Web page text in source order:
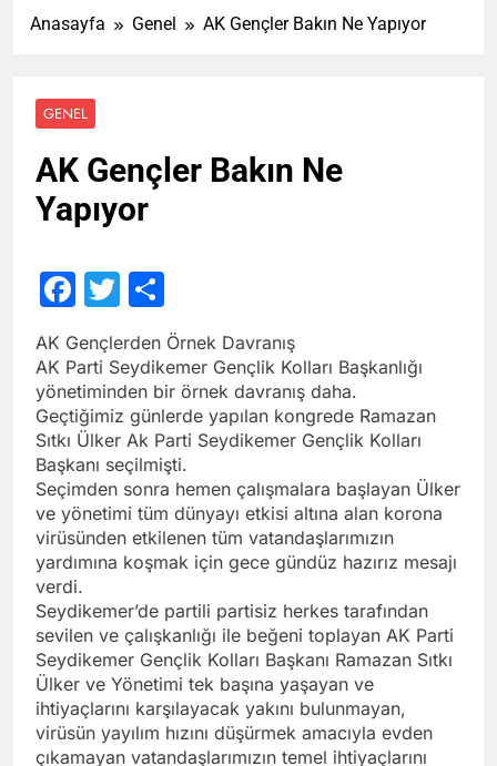
Anasayfa Genel AK Gençler Bakın Ne Yapıyor
GENEL
AK Gençler Bakın Ne
Yapıyor
Facebook
Twitter
AK Gençlerden Örnek Davranış
AK Parti Seydikemer Gençlik Kolları Başkanlığı
yönetiminden bir örnek davranış daha.
Geçtiğimiz günlerde yapılan kongrede Ramazan
Sıtkı Ülker Ak Parti Seydikemer Gençlik Kolları
Başkanı seçilmişti.
Seçimden sonra hemen çalışmalara başlayan Ülker
ve yönetimi tüm dünyayı etkisi altına alan korona
virüsünden etkilenen tüm vatandaşlarımızın
yardımına koşmak için gece gündüz hazırız mesajı
verdi.
Seydikemer’de partili partisiz herkes tarafından
sevilen ve çalışkanlığı ile beğeni toplayan AK Parti
Seydikemer Gençlik Kolları Başkanı Ramazan Sıtkı
Ülker ve Yönetimi tek başına yaşayan ve
ihtiyaçlarını karşılayacak yakını bulunmayan,
virüsün yayılım hızını düşürmek amacıyla evden
çıkamayan vatandaşlarımızın temel ihtiyaçlarını